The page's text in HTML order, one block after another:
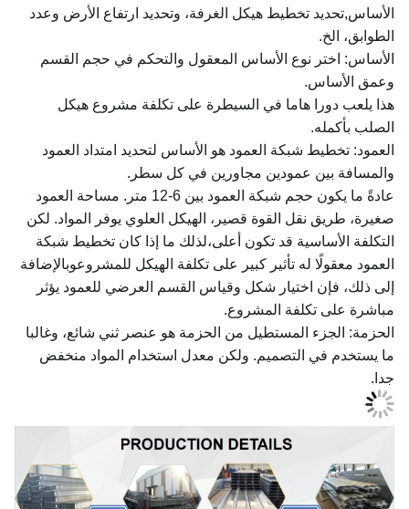
الأساس,تحديد تخطيط هيكل الغرفة، وتحديد ارتفاع الأرض وعدد
الطوابق، الخ.
الأساس: اختر نوع الأساس المعقول والتحكم في حجم القسم
وعمق الأساس.
هذا يلعب دورا هاما في السيطرة على تكلفة مشروع هيكل
الصلب بأكمله.
العمود: تخطيط شبكة العمود هو الأساس لتحديد امتداد العمود
والمسافة بين عمودين مجاورين في كل سطر.
عادةً ما يكون حجم شبكة العمود بين 6-12 متر. مساحة العمود
صغيرة، طريق نقل القوة قصير، الهيكل العلوي يوفر المواد. لكن
التكلفة الأساسية قد تكون أعلى،لذلك ما إذا كان تخطيط شبكة
العمود معقولًا له تأثير كبير على تكلفة الهيكل للمشروعوبالإضافة
إلى ذلك، فإن اختيار شكل وقياس القسم العرضي للعمود يؤثر
مباشرة على تكلفة المشروع.
الحزمة: الجزء المستطيل من الحزمة هو عنصر ثني شائع، وغالبا
ما يستخدم في التصميم. ولكن معدل استخدام المواد منخفض
جدا.